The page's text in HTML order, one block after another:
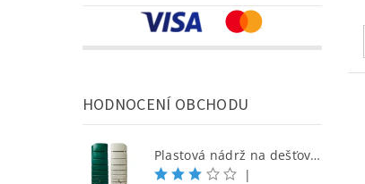
HODNOCENÍ OBCHODU
Plastová nádrž na dešťovou vodu SEINE 650 l, písková
|